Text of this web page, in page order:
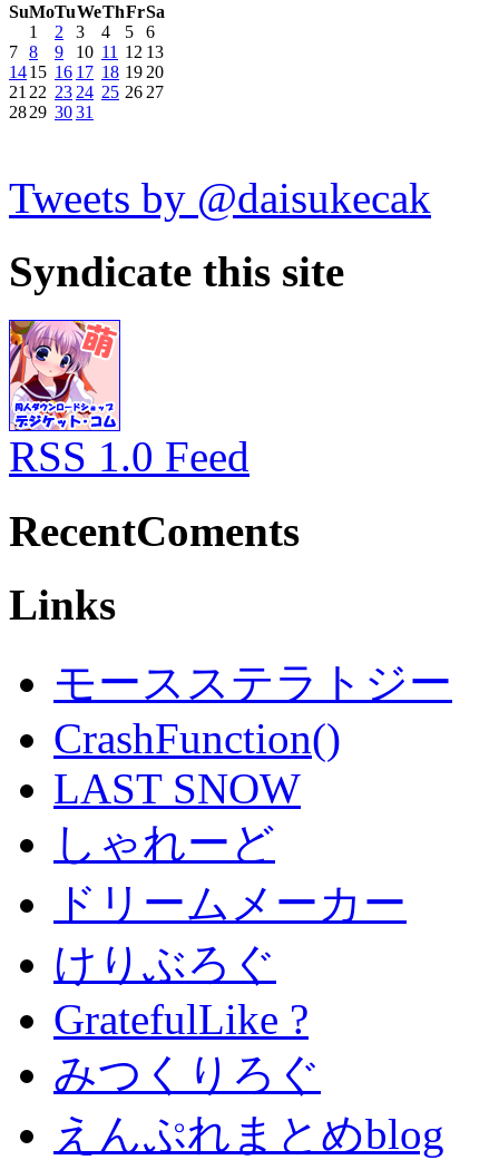
SuMoTuWeThFrSa
1
2 3 4 5
6
7 8 9 10 11 12 13
1415 16 17 18 19 20
21 22 23 24 25 26 27
2829 3031
Tweets by @daisukecak
Syndicate this site
RSS 1.0 Feed
RecentComents
Links
モースステラトジー
CrashFunction()
LAST SNOW
しゃれーど
ドリームメーカー
けりぶろぐ
GratefulLike ?
みつくりろぐ
えんぷれまとめblog